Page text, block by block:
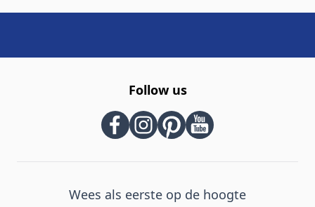
Follow us
Wees als eerste op de hoogte